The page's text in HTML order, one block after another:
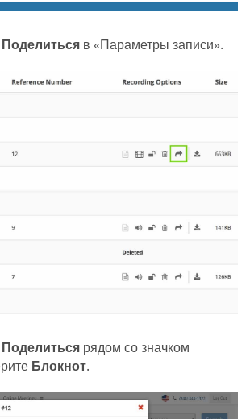
Поделиться в «Параметры записи».
Поделиться рядом со значком
Блокнот.